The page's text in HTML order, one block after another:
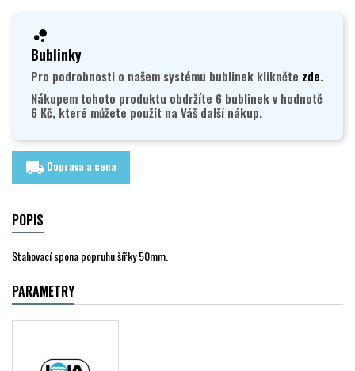
Bublinky
Pro podrobnosti o našem systému bublinek klikněte zde.
Nákupem tohoto produktu obdržíte 6 bublinek v hodnotě
6 Kč, které můžete použít na Váš další nákup.
local_shipping Doprava a cena
POPIS
Stahovací spona popruhu šířky 50mm.
PARAMETRY